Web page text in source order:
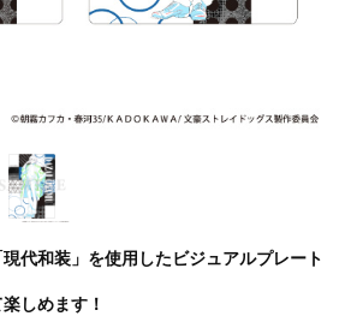
代和装」を使用したビジュアルプレート
しめます！